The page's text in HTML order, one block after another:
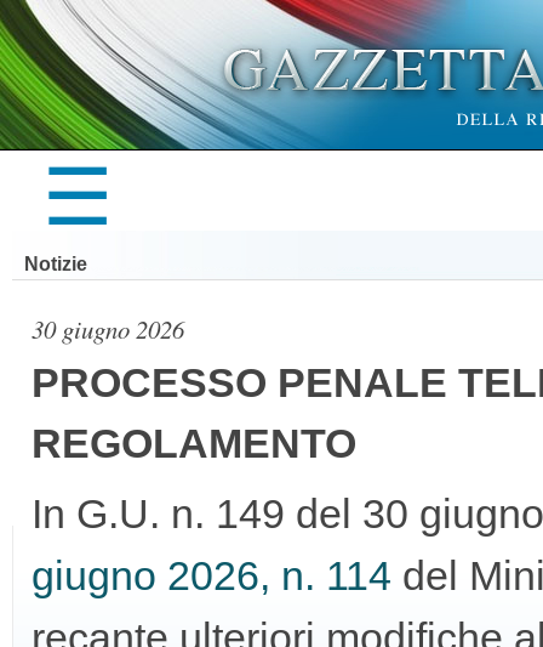
☰
×
LA
GAZZETTA
UFFICIALE
GUIDA
Notizie
30 giugno 2026
PROCESSO PENALE
REGOLAMENTO
In G.U. n. 149 del 30
giugno 2026, n. 114 del
recante ulteriori modifiche